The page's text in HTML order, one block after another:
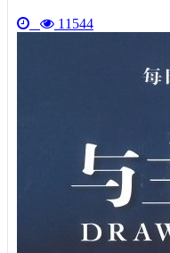
11544